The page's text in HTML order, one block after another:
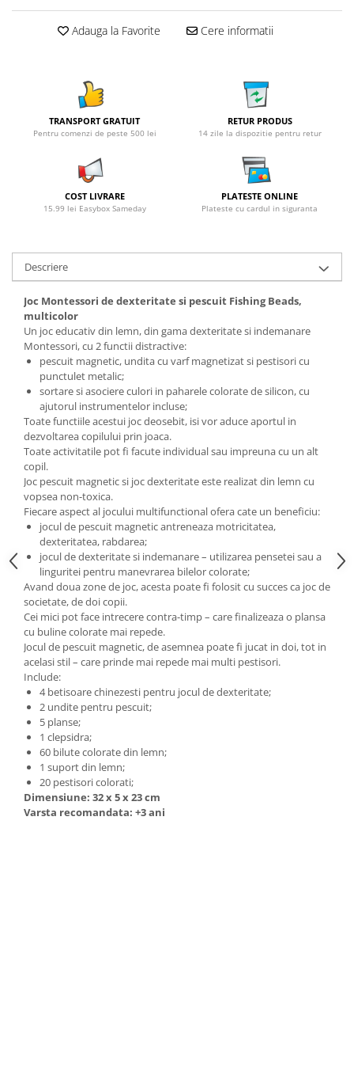
Adauga la Favorite Cere informatii
TRANSPORT GRATUIT
Pentru comenzi de peste 500 lei
RETUR PRODUS
14 zile la dispozitie pentru retur
COST LIVRARE
15.99 lei Easybox Sameday
PLATESTE ONLINE
Plateste cu cardul in siguranta
Descriere
Joc Montessori de dexteritate si pescuit Fishing Beads,
multicolor
Un joc educativ din lemn, din gama dexteritate si indemanare
Montessori, cu 2 functii distractive:
pescuit magnetic, undita cu varf magnetizat si pestisori cu
punctulet metalic;
sortare si asociere culori in paharele colorate de silicon, cu
ajutorul instrumentelor incluse;
Toate functiile acestui joc deosebit, isi vor aduce aportul in
dezvoltarea copilului prin joaca.
Toate activitatile pot fi facute individual sau impreuna cu un alt
copil.
Joc pescuit magnetic si joc dexteritate este realizat din lemn cu
vopsea non-toxica.
Fiecare aspect al jocului multifunctional ofera cate un beneficiu:
jocul de pescuit magnetic antreneaza motricitatea,
dexteritatea, rabdarea;
jocul de dexteritate si indemanare – utilizarea pensetei sau a
linguritei pentru manevrarea bilelor colorate;
Avand doua zone de joc, acesta poate fi folosit cu succes ca joc de
societate, de doi copii.
Cei mici pot face intrecere contra-timp – care finalizeaza o plansa
cu buline colorate mai repede.
Jocul de pescuit magnetic, de asemnea poate fi jucat in doi, tot in
acelasi stil – care prinde mai repede mai multi pestisori.
Include:
4 betisoare chinezesti pentru jocul de dexteritate;
2 undite pentru pescuit;
5 planse;
1 clepsidra;
60 bilute colorate din lemn;
1 suport din lemn;
20 pestisori colorati;
Dimensiune: 32 x 5 x 23 cm
Varsta recomandata: +3 ani